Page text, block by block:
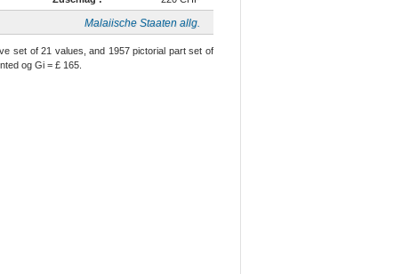
Malaiische Staaten allg.
set of 21 values, and 1957 pictorial part set of
og Gi = £ 165.